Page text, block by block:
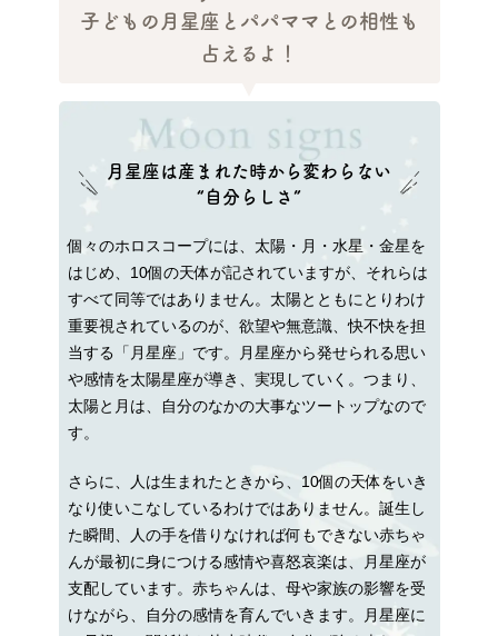
子どもの月星座とパパママとの相性も
占えるよ！
月星座は産まれた時から変わらない
“自分らしさ”
個々のホロスコープには、太陽・月・水星・金星を
はじめ、10個の天体が記されていますが、それらは
すべて同等ではありません。太陽とともにとりわけ
重要視されているのが、欲望や無意識、快不快を担
当する「月星座」です。月星座から発せられる思い
や感情を太陽星座が導き、実現していく。つまり、
太陽と月は、自分のなかの大事なツートップなので
す。
さらに、人は生まれたときから、10個の天体をいき
なり使いこなしているわけではありません。誕生し
た瞬間、人の手を借りなければ何もできない赤ちゃ
んが最初に身につける感情や喜怒哀楽は、月星座が
支配しています。赤ちゃんは、母や家族の影響を受
けながら、自分の感情を育んでいきます。月星座に